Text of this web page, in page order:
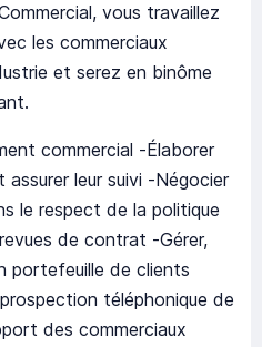
vous travaillez
les commerciaux
et serez en binôme
commercial -Élaborer
leur suivi -Négocier
le respect de la politique
de contrat -Gérer,
portefeuille de clients
téléphonique de
des commerciaux